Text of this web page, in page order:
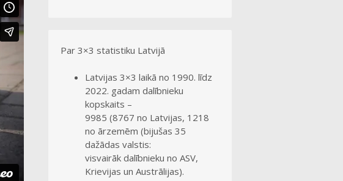
Par 3×3 statistiku Latvijā
Latvijas 3×3 laikā no 1990. līdz
2022. gadam dalībnieku
kopskaits –
9985 (8767 no Latvijas, 1218
no ārzemēm (bijušas 35
dažādas valstis:
visvairāk dalībnieku no ASV,
Krievijas un Austrālijas).